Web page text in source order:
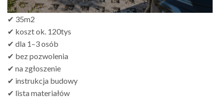
✔ 35m2
✔ koszt ok. 120tys
✔ dla 1–3 osób
✔ bez pozwolenia
✔ na zgłoszenie
✔ instrukcja budowy
✔ lista materiałów